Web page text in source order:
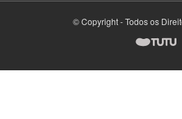
© Copyright - Todos os